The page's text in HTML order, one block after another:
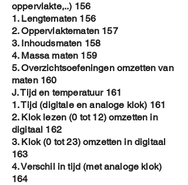
oppervlakte,..) 156
1. Lengtematen 156
2. Oppervlaktematen 157
3. Inhoudsmaten 158
4. Massa maten 159
5. Overzichtsoefeningen omzetten van
maten 160
J. Tijd en temperatuur 161
1. Tijd (digitale en analoge klok) 161
2. Klok lezen (0 tot 12) omzetten in
digitaal 162
3. Klok (0 tot 23) omzetten in digitaal
163
4. Verschil in tijd (met analoge klok)
164